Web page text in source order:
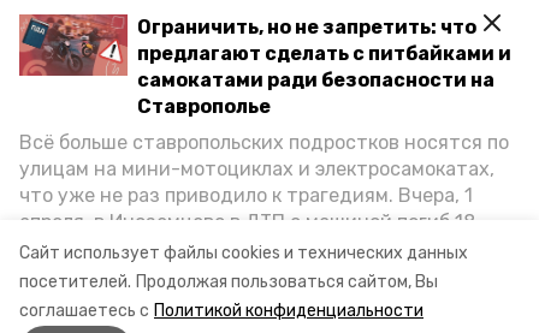
Сайт использует файлы cookies и технических данных
посетителей. Продолжая пользоваться сайтом, Вы
соглашаетесь с Политикой конфиденциальности
Ограничить, но не запретить: что
предлагают сделать с питбайками и
самокатами ради безопасности на
Ставрополье
Всё больше ставропольских подростков носятся по
улицам на мини-мотоциклах и электросамокатах,
что уже не раз приводило к трагедиям. Вчера, 1
апреля, в Иноземцево в ДТП с машиной погиб 18-
летний пассажир питбайка, катавшийся без шлема.
Как избежать несчастных случаев, обсудили на
пресс-конференции «Победы26» в РИЦ СК
представители Госавтоинспекции и Общественной
Материалы уголовного дела с
обвинительным заключением
прокурора переданы в суд для
рассмотрения по существу.
Ранее в посёлке Солнечнодольск
рецидивист напоил охранника местного
предприятия и похитил с завода
электроинструменты.